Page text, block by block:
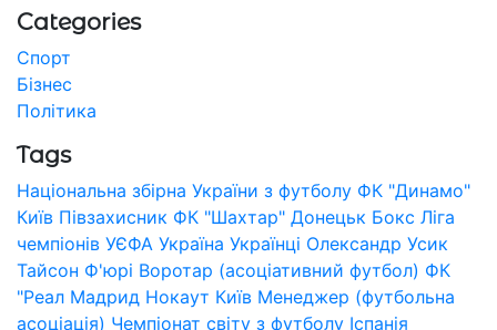
Categories
Спорт
Бізнес
Політика
Tags
Національна збірна України з футболу ФК "Динамо"
Київ Півзахисник ФК "Шахтар" Донецьк Бокс Ліга
чемпіонів УЄФА Україна Українці Олександр Усик
Тайсон Ф'юрі Воротар (асоціативний футбол) ФК
"Реал Мадрид Нокаут Київ Менеджер (футбольна
асоціація) Чемпіонат світу з футболу Іспанія